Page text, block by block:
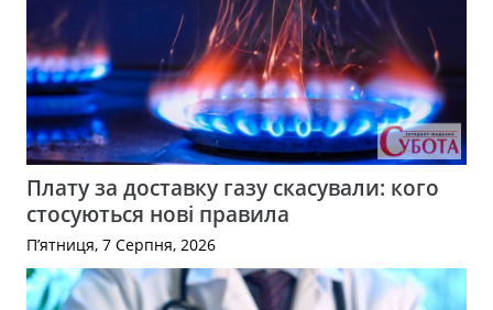
Плату за доставку газу скасували: кого
стосуються нові правила
П’ятниця, 7 Серпня, 2026